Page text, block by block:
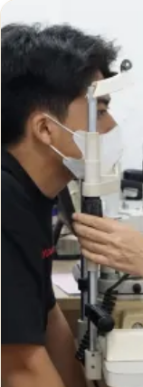
Chẩn đoán và
móng và các
Xem chi tiết